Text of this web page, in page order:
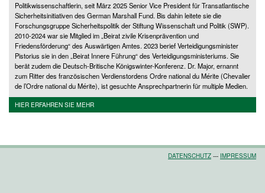
Politikwissenschaftlerin, seit März 2025 Senior Vice President für Transatlantische
Sicherheitsinitiativen des German Marshall Fund. Bis dahin leitete sie die
Forschungsgruppe Sicherheitspolitik der Stiftung Wissenschaft und Politik (SWP).
2010-2024 war sie Mitglied im „Beirat zivile Krisenprävention und
Friedensförderung“ des Auswärtigen Amtes. 2023 berief Verteidigungsminister
Pistorius sie in den „Beirat Innere Führung“ des Verteidigungsministeriums. Sie
berät zudem die Deutsch-Britische Königswinter-Konferenz. Dr. Major, ernannt
zum Ritter des französischen Verdienstordens Ordre national du Mérite (Chevalier
de l’Ordre national du Mérite), ist gesuchte Ansprechpartnerin für multiple Medien.
HIER ERFAHREN SIE MEHR
DATENSCHUTZ --- IMPRESSUM